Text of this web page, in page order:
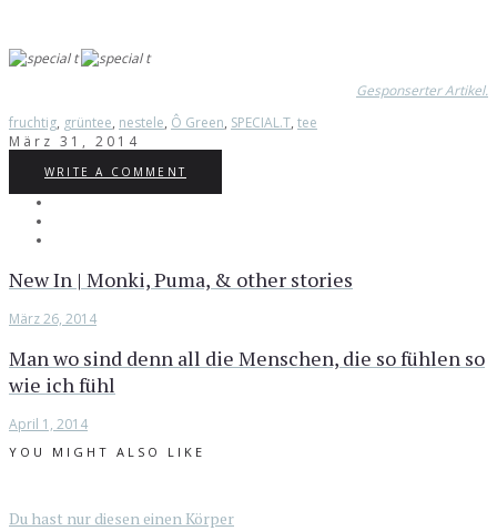
Gesponserter Artikel.
fruchtig, grüntee, nestele, Ô Green, SPECIAL.T, tee
März 31, 2014
WRITE A COMMENT
New In | Monki, Puma, & other stories
März 26, 2014
Man wo sind denn all die Menschen, die so fühlen so
wie ich fühl
April 1, 2014
YOU MIGHT ALSO LIKE
Du hast nur diesen einen Körper